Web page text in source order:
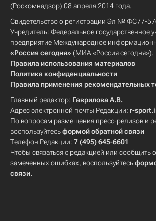
(Роскомнадзор) 08 апреля 2014 года.
Свидетельство о регистрации Эл № ФС77-
Учредитель: Федеральное государственное
предприятие Международное
«Россия сегодня» (МИА «Россия сегодня»).
Правила использования материалов
Политика конфиденциальности
Правила применения рекомендательных
Главный редактор: Гаврилова А.В.
Адрес электронной почты Редакции: r-
По вопросам размещения пресс-релизов и
воспользуйтесьформой обратной связи
Телефон Редакции: 7 (495) 645-6601
Чтобы связаться с редакцией или сообщить
замеченных ошибках, воспользуйтесь
связи.